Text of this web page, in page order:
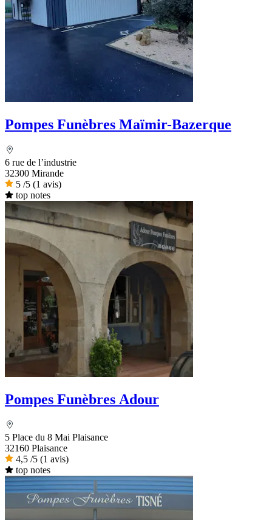
Pompes Funèbres Maïmir-Bazerque
6 rue de l’industrie
32300 Mirande
5 /5 (1 avis)
top notes
Pompes Funèbres Adour
5 Place du 8 Mai Plaisance
32160 Plaisance
4,5 /5 (1 avis)
top notes